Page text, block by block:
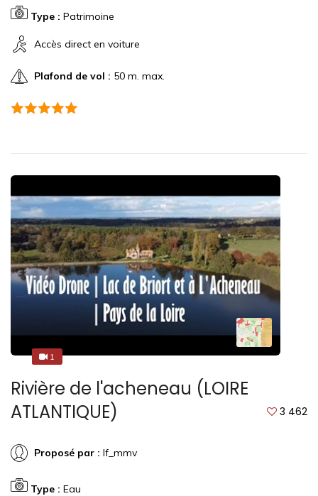
Type : Patrimoine
Accès direct en voiture
Plafond de vol : 50 m. max.
11
Rivière de l'acheneau (LOIRE
ATLANTIQUE)
3 462
Proposé par : lf_mmv
Type : Eau